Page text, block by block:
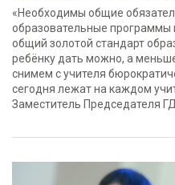
«Необходимы общие
образовательные программы
общий золотой стандарт
ребёнку дать можно, а
снимем с учителя
сегодня лежат на каждом
Заместитель Председателя